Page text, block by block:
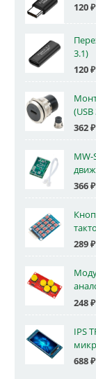
120₽
3.1)
120₽
(USB
362₽
366₽
289₽
248₽
IPS
688₽